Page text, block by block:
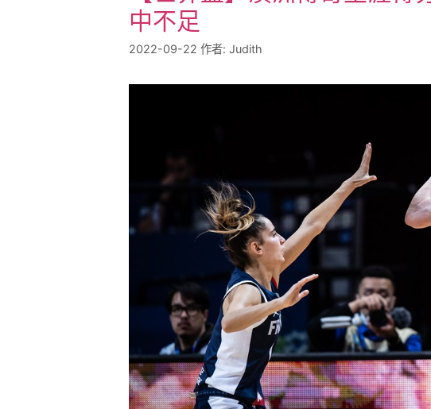
中不足
2022-09-22 作者: Judith